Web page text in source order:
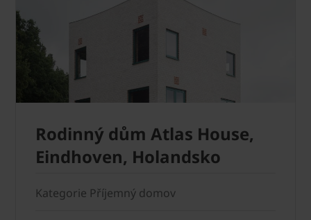
Rodinný dům Atlas House,
Eindhoven, Holandsko
Kategorie Příjemný domov